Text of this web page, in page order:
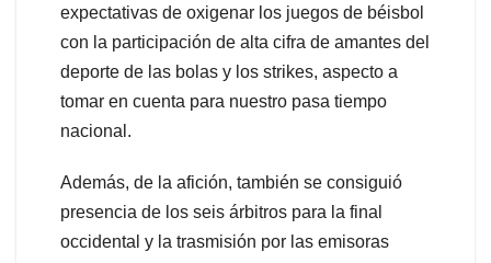
expectativas de oxigenar los juegos de béisbol
con la participación de alta cifra de amantes del
deporte de las bolas y los strikes, aspecto a
tomar en cuenta para nuestro pasa tiempo
nacional.
Además, de la afición, también se consiguió
presencia de los seis árbitros para la final
occidental y la trasmisión por las emisoras